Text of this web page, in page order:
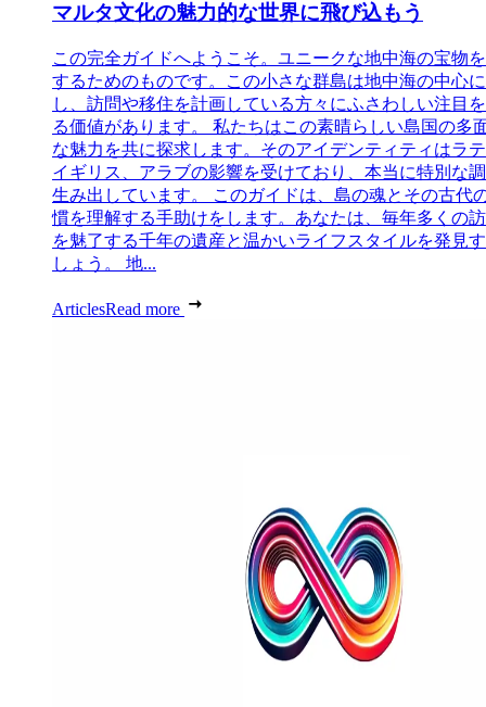
マルタ文化の魅力的な世界に飛び込もう
この完全ガイドへようこそ。ユニークな地中海の宝物
するためのものです。この小さな群島は地中海の中心
し、訪問や移住を計画している方々にふさわしい注目
る価値があります。 私たちはこの素晴らしい島国の多
な魅力を共に探求します。そのアイデンティティはラ
イギリス、アラブの影響を受けており、本当に特別な
生み出しています。 このガイドは、島の魂とその古代
慣を理解する手助けをします。あなたは、毎年多くの
を魅了する千年の遺産と温かいライフスタイルを発見
しょう。 地...
ArticlesRead more